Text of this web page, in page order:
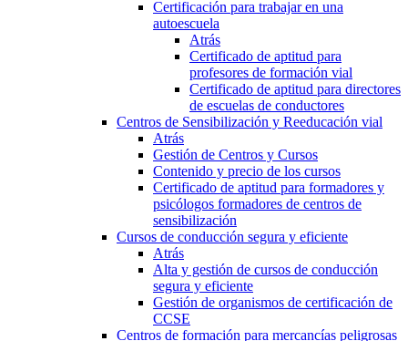
Certificación para trabajar en una
autoescuela
Atrás
Certificado de aptitud para
profesores de formación vial
Certificado de aptitud para directores
de escuelas de conductores
Centros de Sensibilización y Reeducación vial
Atrás
Gestión de Centros y Cursos
Contenido y precio de los cursos
Certificado de aptitud para formadores y
psicólogos formadores de centros de
sensibilización
Cursos de conducción segura y eficiente
Atrás
Alta y gestión de cursos de conducción
segura y eficiente
Gestión de organismos de certificación de
CCSE
Centros de formación para mercancías peligrosas